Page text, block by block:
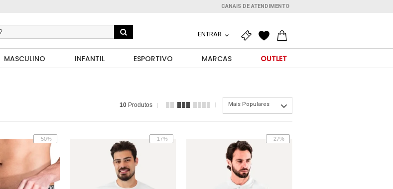
CANAIS DE ATENDIMENTO
ENTRAR
MASCULINO INFANTIL ESPORTIVO MARCAS OUTLET
10 Produtos Mais Populares
-50% -17% -27%